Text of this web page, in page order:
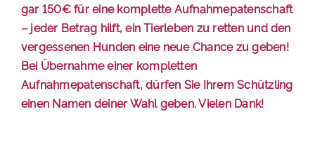
gar 150€ für eine komplette Aufnahmepatenschaft
– jeder Betrag hilft, ein Tierleben zu retten und den
vergessenen Hunden eine neue Chance zu geben!
Bei Übernahme einer kompletten
Aufnahmepatenschaft, dürfen Sie Ihrem Schützling
einen Namen deiner Wahl geben. Vielen Dank!